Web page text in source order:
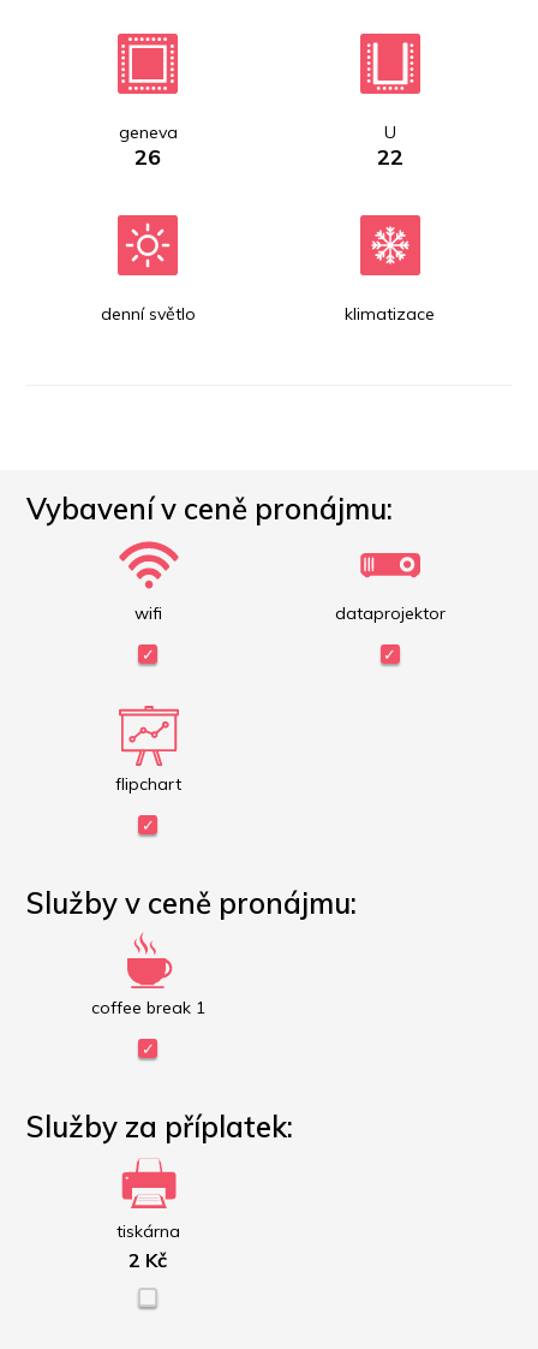
geneva
26
U
22
denní světlo klimatizace
Vybavení v ceně pronájmu:
wifi dataprojektor
flipchart
Služby v ceně pronájmu:
coffee break 1
Služby za příplatek:
tiskárna
2 Kč